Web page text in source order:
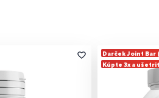
Darček Joint Bar
Kúpte 3x a